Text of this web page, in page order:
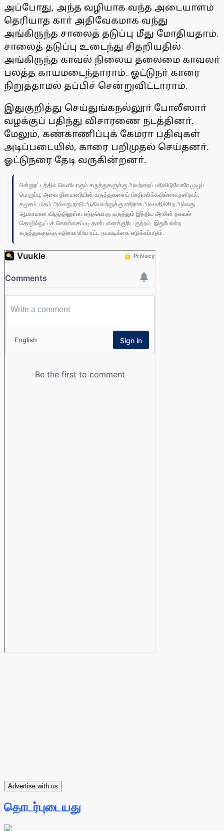
அப்போது, அந்த வழியாக வந்த அடையாளம்
தெரியாத காா் அதிவேகமாக வந்து
அங்கிருந்த சாலைத் தடுப்பு மீது மோதியதாம்.
சாலைத் தடுப்பு உடைந்து சிதறியதில்
அங்கிருந்த காவல் நிலைய தலைமை காவலா்
பலத்த காயமடைந்தாராம். ஓட்டுநா் காரை
நிறுத்தாமல் தப்பிச் சென்றுவிட்டாராம்.
இதுகுறித்து செய்துங்கநல்லூா் போலீஸாா்
வழக்குப் பதிந்து விசாரணை நடத்தினா்.
மேலும், கண்காணிப்புக் கேமரா பதிவுகள்
அடிப்படையில், காரை பறிமுதல் செய்தனா்.
ஓட்டுநரை தேடி வருகின்றனா்.
பின்னூட்டத்தில் வெளியாகும் கருத்துகளுக்கு அவற்றைப் பதிவிடுவோரே முழுப்
பொறுப்பு; அவை தினமணியின் கருத்துகளைப் பிரதிபலிக்கவில்லை.தனிநபர்,
சமூகம், மதம் அல்லது நாடு ஆகியவற்றுக்கு எதிராக அவமதிக்கிற அல்லது
ஆபாசமான விதத்திலுள்ள எந்தவொரு கருத்தும் இந்திய அரசின் தகவல்
தொழில்நுட்பக் கொள்கைப்படி தண்டனைக்குரிய குற்றம். இதுபோன்ற
கருத்துகளுக்கு எதிராக உரிய சட்ட நடவடிக்கை எடுக்கப்படும்.
Advertise with us
தொடர்புடையது